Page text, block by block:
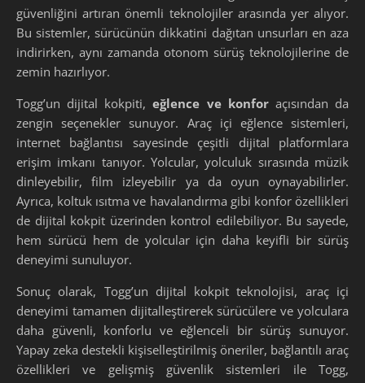
güvenliğini artıran önemli teknolojiler arasında yer alıyor.
Bu sistemler, sürücünün dikkatini dağıtan unsurları en aza
indirirken, aynı zamanda otonom sürüş teknolojilerine de
zemin hazırlıyor.
Togg’un dijital kokpiti,eğlence ve konforaçısından da
zengin seçenekler sunuyor. Araç içi eğlence sistemleri,
internet bağlantısı sayesinde çeşitli dijital platformlara
erişim imkanı tanıyor. Yolcular, yolculuk sırasında müzik
dinleyebilir, film izleyebilir ya da oyun oynayabilirler.
Ayrıca, koltuk ısıtma ve havalandırma gibi konfor özellikleri
de dijital kokpit üzerinden kontrol edilebiliyor. Bu sayede,
hem sürücü hem de yolcular için daha keyifli bir sürüş
deneyimi sunuluyor.
Sonuç olarak, Togg’un dijital kokpit teknolojisi, araç içi
deneyimi tamamen dijitalleştirerek sürücülere ve yolculara
daha güvenli, konforlu ve eğlenceli bir sürüş sunuyor.
Yapay zeka destekli kişiselleştirilmiş öneriler, bağlantılı araç
özellikleri ve gelişmiş güvenlik sistemleri ile Togg,